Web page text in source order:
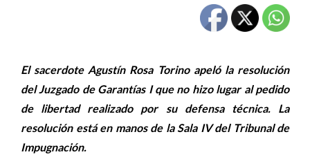
El sacerdote Agustín Rosa Torino apeló la resolución
del Juzgado de Garantías I que no hizo lugar al pedido
de libertad realizado por su defensa técnica. La
resolución está en manos de la Sala IV del Tribunal de
Impugnación.